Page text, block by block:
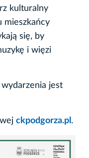
kulturalny
mieszkańcy
się, by
i więzi
jest
ckpodgorza.pl .